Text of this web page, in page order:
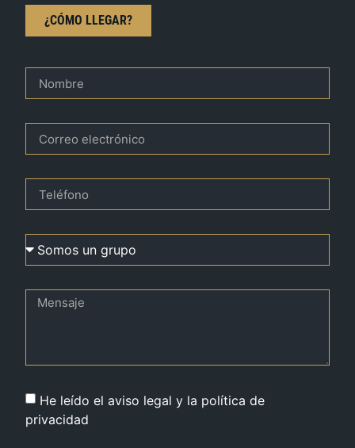
¿CÓMO LLEGAR?
He leído el aviso legal y la política de
privacidad